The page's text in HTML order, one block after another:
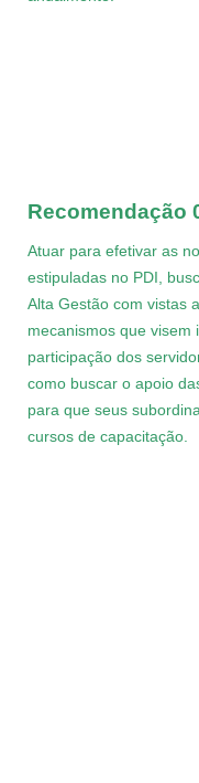
Recomendação
Atuar para efetivar as
estipuladas no PDI,
Alta Gestão com vistas
mecanismos que visem
participação dos
como buscar o apoio
para que seus
cursos de capacitação